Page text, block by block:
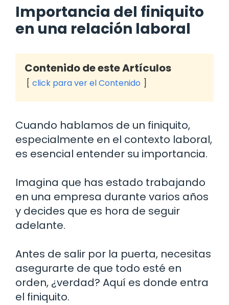
Importancia del finiquito
en una relación laboral
Contenido de este Artículos
click para ver el Contenido
Cuando hablamos de un finiquito,
especialmente en el contexto laboral,
es esencial entender su importancia.
Imagina que has estado trabajando
en una empresa durante varios años
y decides que es hora de seguir
adelante.
Antes de salir por la puerta, necesitas
asegurarte de que todo esté en
orden, ¿verdad? Aquí es donde entra
el finiquito.